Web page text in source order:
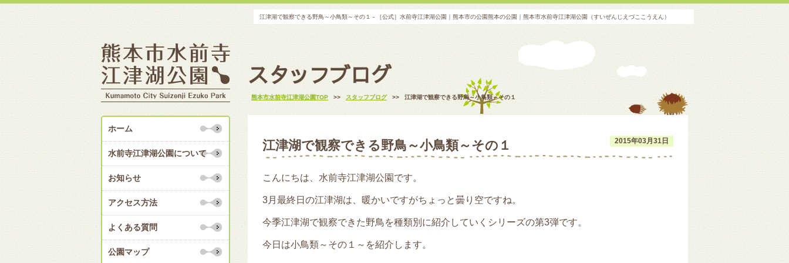
江津湖で観察できる野鳥～小鳥類～その１ - ［公式］水前寺江津湖公園｜熊本市の公園熊本の公園｜熊本市水前寺江津湖公園（すいぜんじえづここうえん）
スタッフブログ
熊本市水前寺江津湖公園TOP >> スタッフブログ >> 江津湖で観察できる野鳥～小鳥類～その１
2015年03月31日
江津湖で観察できる野鳥～小鳥類～その１
こんにちは、水前寺江津湖公園です。
3月最終日の江津湖は、暖かいですがちょっと曇り空ですね。
今季江津湖で観察できた野鳥を種類別に紹介していくシリーズの第3弾です。
今日は小鳥類～その１～を紹介します。
ホーム
水前寺江津湖公園について
お知らせ
アクセス方法
よくある質問
公園マップ